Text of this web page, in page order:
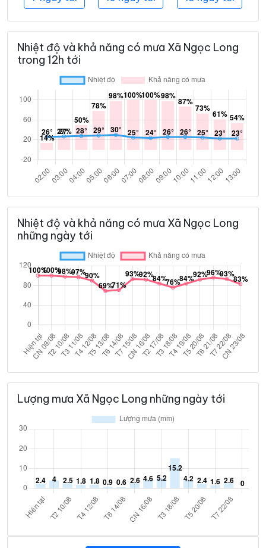
Nhiệt độ và khả năng có mưa Xã Ngọc Long
trong 12h tới
Nhiệt độ và khả năng có mưa Xã Ngọc Long
những ngày tới
Lượng mưa Xã Ngọc Long những ngày tới